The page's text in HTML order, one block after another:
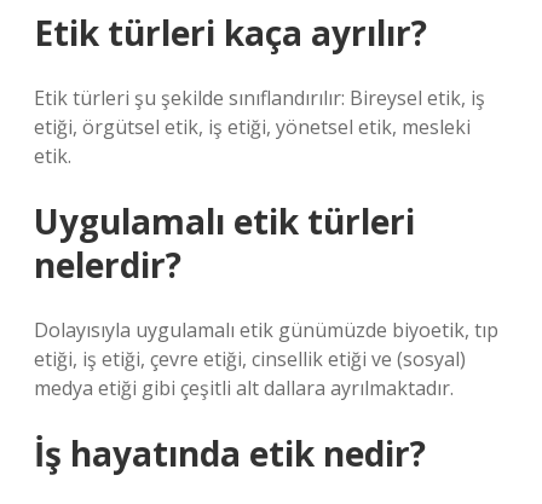
Etik türleri kaça ayrılır?
Etik türleri şu şekilde sınıflandırılır: Bireysel etik, iş
etiği, örgütsel etik, iş etiği, yönetsel etik, mesleki
etik.
Uygulamalı etik türleri
nelerdir?
Dolayısıyla uygulamalı etik günümüzde biyoetik, tıp
etiği, iş etiği, çevre etiği, cinsellik etiği ve (sosyal)
medya etiği gibi çeşitli alt dallara ayrılmaktadır.
İş hayatında etik nedir?